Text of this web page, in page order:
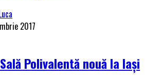
2017
Polivalentă nouă la Iași